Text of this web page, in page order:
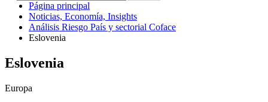
Página principal
Noticias, Economía, Insights
Análisis Riesgo País y sectorial Coface
Eslovenia
Eslovenia
Europa